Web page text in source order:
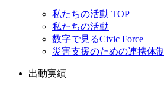
私たちの活動 TOP
私たちの活動
数字で見るCivic Force
災害支援のための連携体制
出動実績